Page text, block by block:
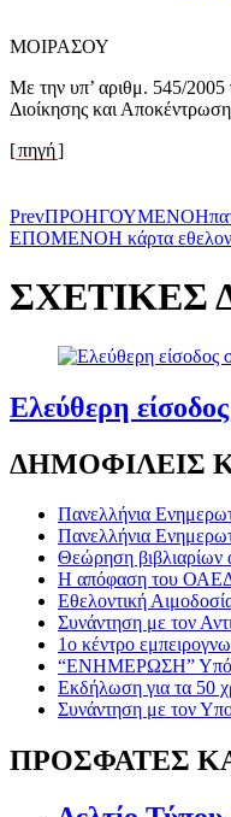
ΜΟΙΡΑΣΟΥ
Με την υπ’ αριθμ. 545/
Διοίκησης και
[πηγή]
PrevΠΡΟΗΓΟΥΜΕΝΟ
ΕΠΟΜΕΝΟΗ κάρτα
ΣΧΕΤΙΚΕΣ
Ελεύθερη
ΔΗΜΟΦΙΛΕΙΣ
Πανελλήνια
Πανελλήνια
Θεώρηση
Η απόφαση του ΟΑΕΔ
Εθελοντική
Συνάντηση με τον
1ο κέντρο
“ΕΝΗΜΕΡΩΣΗ” Υπό
Eκδήλωση για τα 50
Συνάντηση με τον
ΠΡΟΣΦΑΤΕΣ